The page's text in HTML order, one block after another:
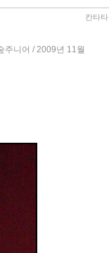
칸타타
주니어 / 2009년 11월